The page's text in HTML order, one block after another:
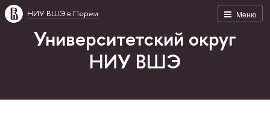
Меню
НИУ ВШЭ в Перми
Университетский округ
НИУ ВШЭ